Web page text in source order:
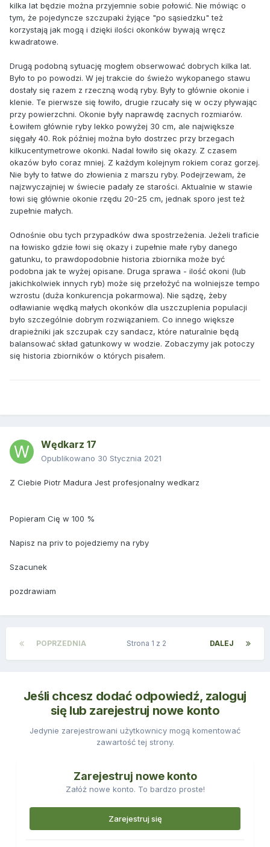
kilka lat będzie można przyjemnie sobie połowić. Nie mówiąc o
tym, że pojedyncze szczupaki żyjące "po sąsiedzku" też
korzystają jak mogą i dzięki ilości okonków bywają wręcz
kwadratowe.
Drugą podobną sytuację mogłem obserwować dobrych kilka lat.
Było to po powodzi. W jej trakcie do świeżo wykopanego stawu
dostały się razem z rzeczną wodą ryby. Były to głównie okonie i
klenie. Te pierwsze się łowiło, drugie rzucały się w oczy pływając
przy powierzchni. Okonie były naprawdę zacnych rozmiarów.
Łowiłem głównie ryby lekko powyżej 30 cm, ale największe
sięgały 40. Rok później można było dostrzec przy brzegach
kilkucentymetrowe okonki. Nadal łowiło się okazy. Z czasem
okazów było coraz mniej. Z każdym kolejnym rokiem coraz gorzej.
Nie były to łatwe do złowienia z marszu ryby. Podejrzewam, że
najzwyczajniej w świecie padały ze starości. Aktualnie w stawie
łowi się głównie okonie rzędu 20-25 cm, jednak sporo jest też
zupełnie małych.
Odnośnie obu tych przypadków dwa spostrzeżenia. Jeżeli traficie
na łowisko gdzie łowi się okazy i zupełnie małe ryby danego
gatunku, to prawdopodobnie historia zbiornika może być
podobna jak te wyżej opisane. Druga sprawa - ilość okoni (lub
jakichkolwiek innych ryb) może się przełożyć na wolniejsze tempo
wzrostu (duża konkurencja pokarmowa). Nie sądzę, żeby
odławianie wędką małych okonków dla uszczuplenia populacji
było szczególnie dobrym rozwiązaniem. Co innego większe
drapieżniki jak szczupak czy sandacz, które naturalnie będą
balansować skład gatunkowy w wodzie. Zobaczymy jak potoczy
się historia zbiorników o których pisałem.
Wędkarz 17
Opublikowano 30 Stycznia 2021
Z Ciebie Piotr Madura Jest profesjonalny wedkarz
Popieram Cię w 100 %
Napisz na priv to pojedziemy na ryby
Szacunek
pozdrawiam
POPRZEDNIA DALEJ
Strona 1 z 2
Jeśli chcesz dodać odpowiedź, zaloguj
się lub zarejestruj nowe konto
Jedynie zarejestrowani użytkownicy mogą komentować
zawartość tej strony.
Zarejestruj nowe konto
Załóż nowe konto. To bardzo proste!
Zarejestruj się